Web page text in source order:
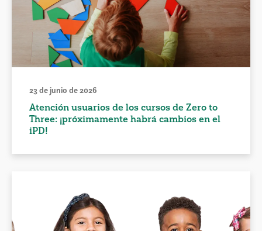
23 de junio de 2026
Atención usuarios de los cursos de Zero to
Three: ¡próximamente habrá cambios en el
iPD!